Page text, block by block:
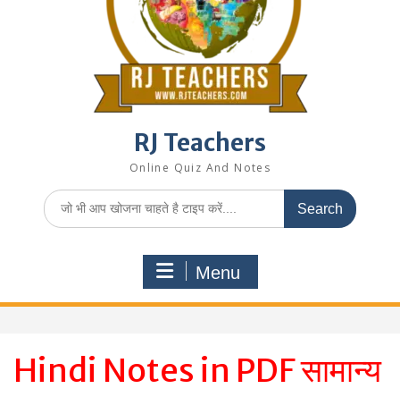
RJ Teachers
Online Quiz And Notes
Search
for:
Menu
Hindi Notes in PDF सामान्य